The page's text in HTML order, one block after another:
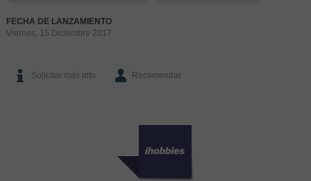
FECHA DE LANZAMIENTO
Viernes, 15 Diciembre 2017
Solicitar más info Recomendar